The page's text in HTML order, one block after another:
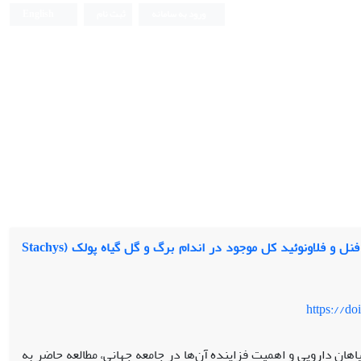
مقایسه اجزای تشکیل دهنده اسانس، محتوای فنل و فلاونوئید کل موجود در اندام برگ و گل گیاه پولک (Stachys
https://
دارویی و اهمیت فزاینده آن‌ها در جامعه جهانی، مطالعه حاضر به